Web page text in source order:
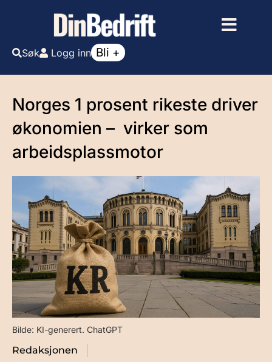
Søk Logg inn Bli +
Norges 1 prosent rikeste driver
økonomien – virker som
arbeidsplassmotor
Bilde: KI-generert. ChatGPT
Redaksjonen